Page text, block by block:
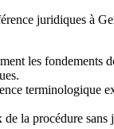
juridiques à
les fondements
terminologique
la procédure sans